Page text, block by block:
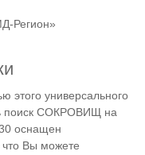
Регион»
этого универсального
поиск СОКРОВИЩ на
оснащен
Вы можете